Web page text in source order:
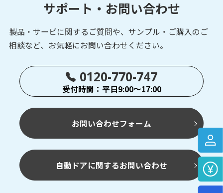
サポート・お問い合わせ
製品・サービに関するご質問や、サンプル・ご購入の ご
相談など、お気軽にお問い合わせください。
0120-770-747
受付時間：平日9:00～17:00
お問い合わせフォーム
自動ドアに関するお問い合わせ